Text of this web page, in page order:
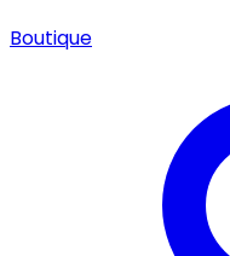
Boutique